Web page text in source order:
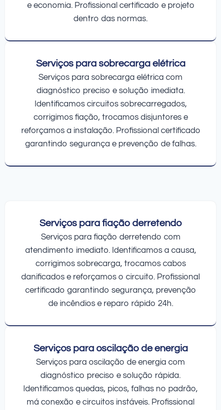
e economia. Profissional certificado e projeto
dentro das normas.
Serviços para sobrecarga elétrica
Serviços para sobrecarga elétrica com
diagnóstico preciso e solução imediata.
Identificamos circuitos sobrecarregados,
corrigimos fiação, trocamos disjuntores e
reforçamos a instalação. Profissional certificado
garantindo segurança e prevenção de falhas.
Serviços para fiação derretendo
Serviços para fiação derretendo com
atendimento imediato. Identificamos a causa,
corrigimos sobrecarga, trocamos cabos
danificados e reforçamos o circuito. Profissional
certificado garantindo segurança, prevenção
de incêndios e reparo rápido 24h.
Serviços para oscilação de energia
Serviços para oscilação de energia com
diagnóstico preciso e solução rápida.
Identificamos quedas, picos, falhas no padrão,
má conexão e circuitos instáveis. Profissional